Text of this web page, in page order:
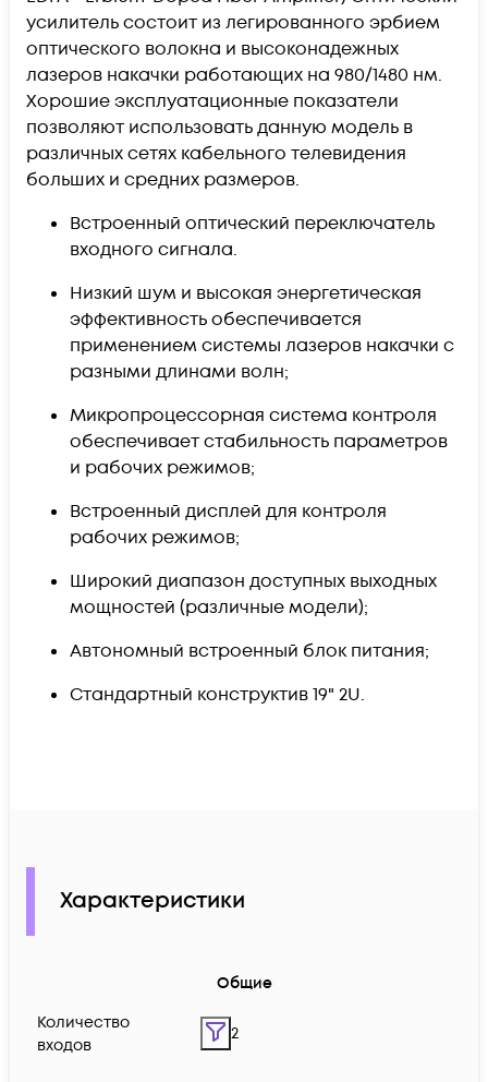
усилитель состоит из легированного эрбием
оптического волокна и высоконадежных
лазеров накачки работающих на 980/1480 нм.
Хорошие эксплуатационные показатели
позволяют использовать данную модель в
различных сетях кабельного телевидения
больших и средних размеров.
Встроенный оптический переключатель
входного сигнала.
Низкий шум и высокая энергетическая
эффективность обеспечивается
применением системы лазеров накачки с
разными длинами волн;
Микропроцессорная система контроля
обеспечивает стабильность параметров
и рабочих режимов;
Встроенный дисплей для контроля
рабочих режимов;
Широкий диапазон доступных выходных
мощностей (различные модели);
Автономный встроенный блок питания;
Стандартный конструктив 19" 2U.
Характеристики
Общие
Количество
входов
2